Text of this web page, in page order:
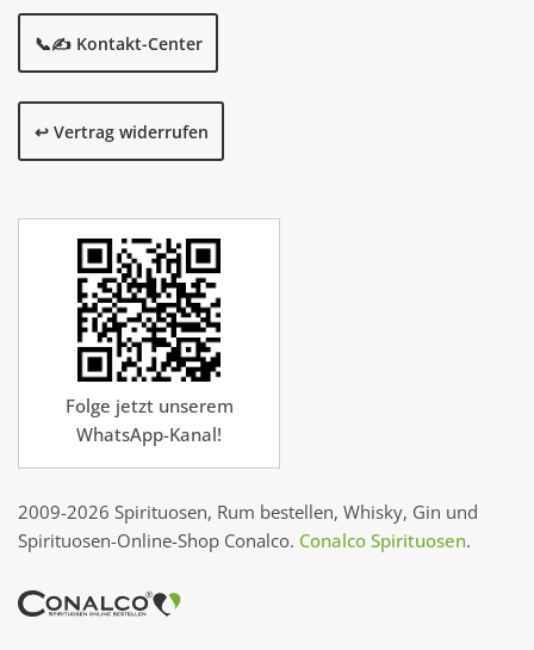
📞✍️ Kontakt-Center
↩️ Vertrag widerrufen
Folge jetzt unserem
WhatsApp-Kanal!
2009-2026 Spirituosen, Rum bestellen, Whisky, Gin und
Spirituosen-Online-Shop Conalco. Conalco Spirituosen.